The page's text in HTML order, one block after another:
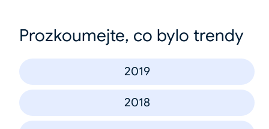
Prozkoumejte, co bylo trendy
2019
2018